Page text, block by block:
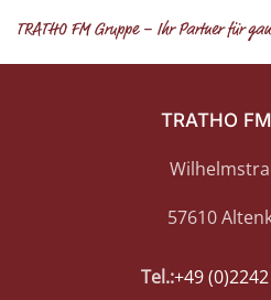
TRATHO
57610
Tel.:+49